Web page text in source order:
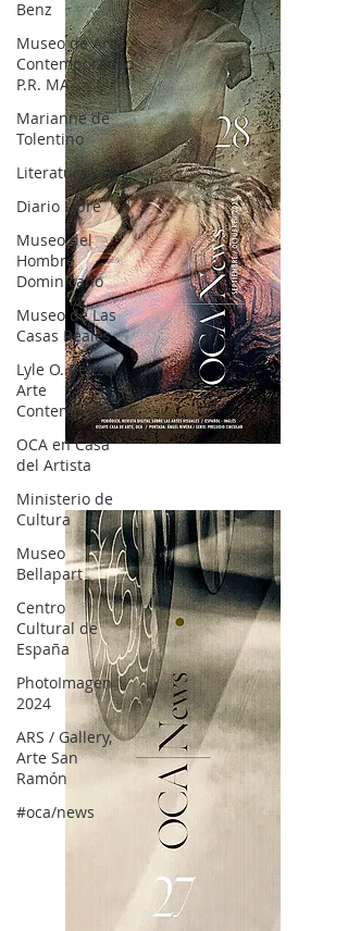
Benz
Museo de Arte
Contemporáneo
P.R. MA
Marianne de
Tolentino
Literatura
Diario Libre
Museo del
Hombre
Dominicano
Museo de Las
Casas Reales
Lyle O. Reitzel
Arte
Contemporáneo
OCA en Casa
del Artista
Ministerio de
Cultura
Museo
Bellapart
Centro
Cultural de
España
PhotoImagen
2024
ARS / Gallery,
Arte San
Ramón
#oca/news
OCA|News 28 / Julio-Agosto-Septiembre, 2023